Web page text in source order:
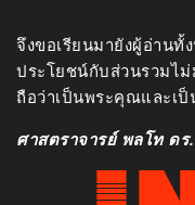
จึงขอเรียนมายังผู้อ่านทั้
ประโยชน์กับส่วนรวมไ
ถือว่าเป็นพระคุณและเ
ศาสตราจารย์ พลโท ด